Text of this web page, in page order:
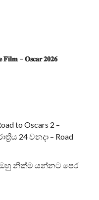
𝐅𝐢𝐥𝐦 – 𝐎𝐬𝐜𝐚𝐫 𝟐𝟎𝟐𝟔
to Oscars 2 –
24 වනදා – Road
නික්ම යන්නට පෙර